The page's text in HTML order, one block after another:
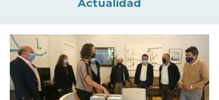
Actualidad